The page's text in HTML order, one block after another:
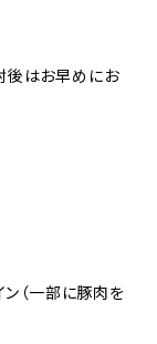
後はお早めにお
ン（一部に豚肉を